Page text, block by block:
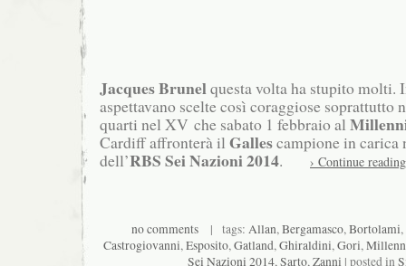
Jacques Brunelquesta volta ha stupito molti.
aspettavano scelte così coraggiose soprattutto
quarti nel XV che sabato 1 febbraio al
Cardiff affronterà il Gallescampione in carica
dell’RBS SeiNazioni 2014. › Continue reading
no comments| tags: Allan,Bergamasco,Bortolami,
Castrogiovanni,Esposito,Gatland,Ghiraldini,Gori,
Sei Nazioni 2014,Sarto,Zanni | posted in